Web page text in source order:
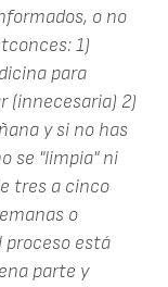
o no
1)
para
(innecesaria) 2)
y si no has
se "limpia" ni
tres a cinco
o
proceso está
parte y